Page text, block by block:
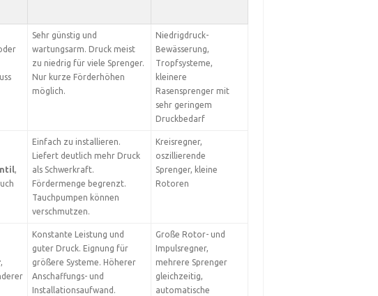
Sehr günstig und
wartungsarm. Druck meist
zu niedrig für viele Sprenger.
Nur kurze Förderhöhen
möglich.
Niedrigdruck-
Bewässerung,
Tropfsysteme,
kleinere
Rasensprenger mit
sehr geringem
Druckbedarf
,
Einfach zu installieren.
Liefert deutlich mehr Druck
als Schwerkraft.
Fördermenge begrenzt.
Tauchpumpen können
verschmutzen.
Kreisregner,
oszillierende
Sprenger, kleine
Rotoren
,
Konstante Leistung und
guter Druck. Eignung für
größere Systeme. Höherer
Anschaffungs- und
Installationsaufwand.
Große Rotor- und
Impulsregner,
mehrere Sprenger
gleichzeitig,
automatische